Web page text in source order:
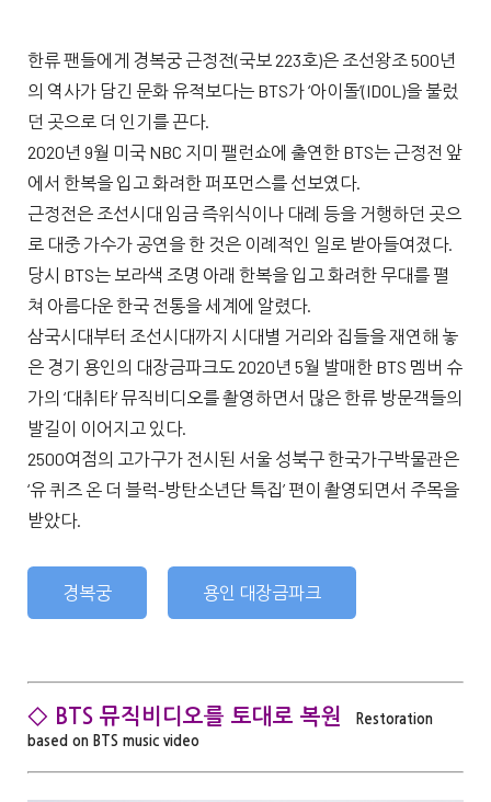
한류 팬들에게 경복궁 근정전(국보 223호)은 조선왕조 500년
의 역사가 담긴 문화 유적보다는 BTS가 ‘아이돌’(IDOL)을 불렀
던 곳으로 더 인기를 끈다.
2020년 9월 미국 NBC 지미 팰런쇼에 출연한 BTS는 근정전 앞
에서 한복을 입고 화려한 퍼포먼스를 선보였다.
근정전은 조선시대 임금 즉위식이나 대례 등을 거행하던 곳으
로 대중 가수가 공연을 한 것은 이례적인 일로 받아들여졌다.
당시 BTS는 보라색 조명 아래 한복을 입고 화려한 무대를 펼
쳐 아름다운 한국 전통을 세계에 알렸다.
삼국시대부터 조선시대까지 시대별 거리와 집들을 재연해 놓
은 경기 용인의 대장금파크도 2020년 5월 발매한 BTS 멤버 슈
가의 ‘대취타’ 뮤직비디오를 촬영하면서 많은 한류 방문객들의
발길이 이어지고 있다.
2500여점의 고가구가 전시된 서울 성북구 한국가구박물관은
‘유 퀴즈 온 더 블럭-방탄소년단 특집’ 편이 촬영되면서 주목을
받았다.
경복궁 용인 대장금파크
◇ BTS 뮤직비디오를 토대로 복원
Restoration
based on BTS music video